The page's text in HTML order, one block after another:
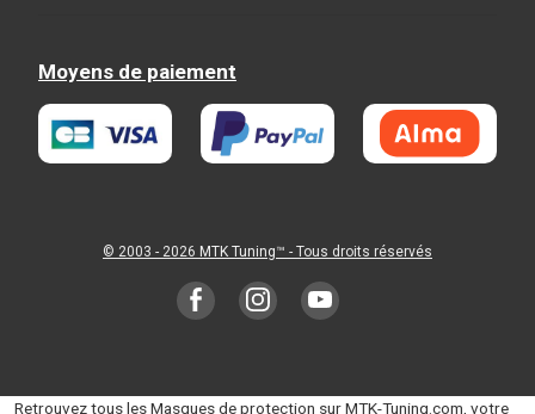
Moyens de paiement
© 2003 - 2026 MTK Tuning™ - Tous droits réservés
Retrouvez tous les Masques de protection sur MTK-Tuning.com, votre